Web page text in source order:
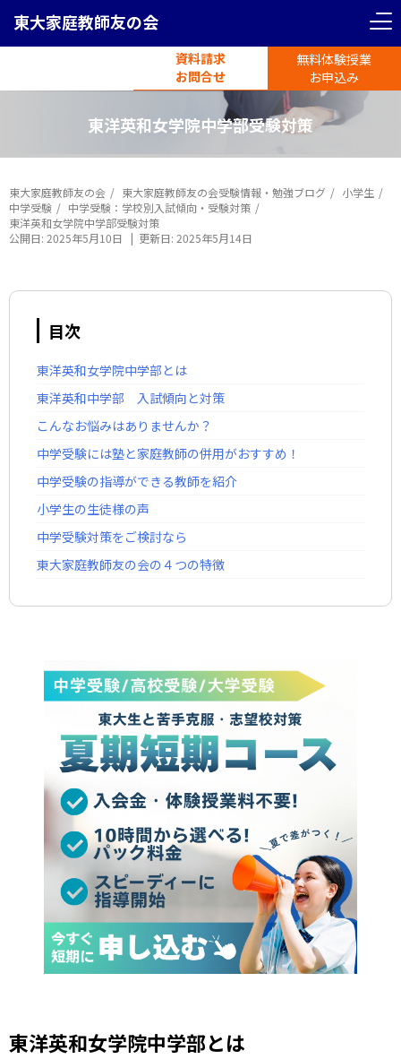
東大家庭教師友の会
資料請求
お問合せ
無料体験授業
お申込み
東洋英和女学院中学部受験対策
東大家庭教師友の会 東大家庭教師友の会受験情報・勉強ブログ
小学生
中学受験
中学受験：学校別入試傾向・受験対策
東洋英和女学院中学部受験対策
公開日: 2025年5月10日 更新日: 2025年5月14日
目次
東洋英和女学院中学部とは
東洋英和中学部 入試傾向と対策
こんなお悩みはありませんか？
中学受験には塾と家庭教師の併用がおすすめ！
中学受験の指導ができる教師を紹介
小学生の生徒様の声
中学受験対策をご検討なら
東大家庭教師友の会の４つの特徴
東洋英和女学院中学部とは